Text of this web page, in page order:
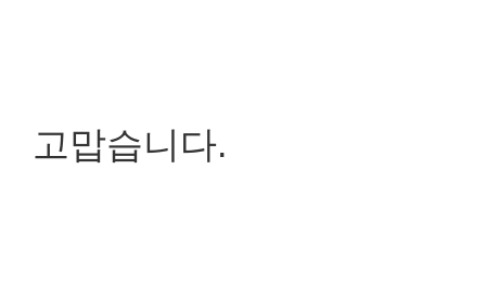
고맙습니다.